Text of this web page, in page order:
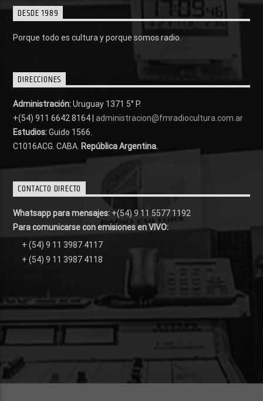
DESDE 1989
Porque todo es cultura y porque somos radio.
DIRECCIONES
Administración:Uruguay 1371 5° P.
+(54) 911 6642 8164 | administracion@fmradiocultura.com.ar
Estudios:Guido 1566.
C1016ACG. CABA. República Argentina.
CONTACTO DIRECTO
Whatsapp para mensajes: +(54) 9 11 5577 1192
Para comunicarse con emisiones en VIVO:
+ (54) 9 11 3987 4117
+ (54) 9 11 3987 4118